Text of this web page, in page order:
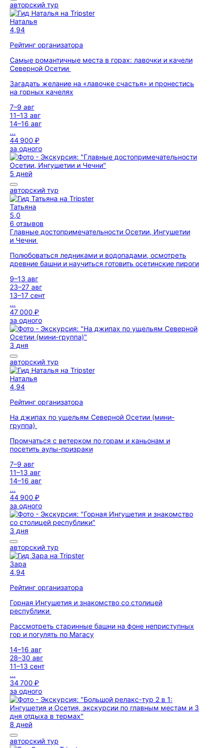
авторский тур
Наталья
4,94
Рейтинг организатора
Самые романтичные места в горах: лавочки и качели
Северной Осетии
Загадать желание на «лавочке счастья» и пронестись
на горных качелях
7–9 авг
11–13 авг
14–16 авг
...
44 900 ₽
за одного
5 дней
авторский тур
Татьяна
5,0
6 отзывов
Главные достопримечательности Осетии, Ингушетии
и Чечни
Полюбоваться ледниками и водопадами, осмотреть
древние башни и научиться готовить осетинские пироги
9–13 авг
23–27 авг
13–17 сент
...
47 000 ₽
за одного
3 дня
авторский тур
Наталья
4,94
Рейтинг организатора
На джипах по ущельям Северной Осетии (мини-
группа)
Промчаться с ветерком по горам и каньонам и
посетить аулы-призраки
7–9 авг
11–13 авг
14–16 авг
...
44 900 ₽
за одного
3 дня
авторский тур
Зара
4,94
Рейтинг организатора
Горная Ингушетия и знакомство со столицей
республики
Рассмотреть старинные башни на фоне неприступных
гор и погулять по Магасу
14–16 авг
28–30 авг
11–13 сент
...
34 700 ₽
за одного
8 дней
авторский тур